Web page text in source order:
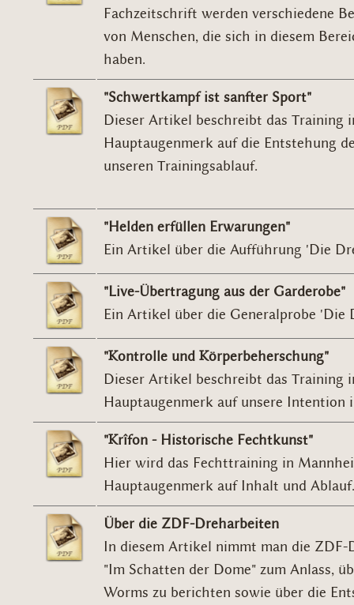
Fachzeitschrift werden verschiedene
von Menschen, die sich in diesem
haben.
"Schwertkampf ist sanfter Sport"
Dieser Artikel beschreibt das Training
Hauptaugenmerk auf die Entstehung
unseren Trainingsablauf.
"Helden erfüllen Erwarungen"
Ein Artikel über die Aufführung 'Die
"Live-Übertragung aus der Garderobe"
Ein Artikel über die Generalprobe 'Die
"Kontrolle und Körperbeherschung"
Dieser Artikel beschreibt das Training
Hauptaugenmerk auf unsere Intention
"Krîfon - Historische Fechtkunst"
Hier wird das Fechttraining in
Hauptaugenmerk auf Inhalt und Ablauf.
Über die ZDF-Dreharbeiten
In diesem Artikel nimmt man die ZDF-
"Im Schatten der Dome" zum Anlass,
Worms zu berichten sowie über die